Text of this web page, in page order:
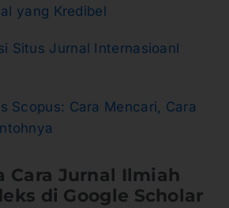
yang Kredibel
Situs Jurnal Internasioanl
Scopus: Cara Mencari, Cara
Cara Jurnal Ilmiah
di Google Scholar